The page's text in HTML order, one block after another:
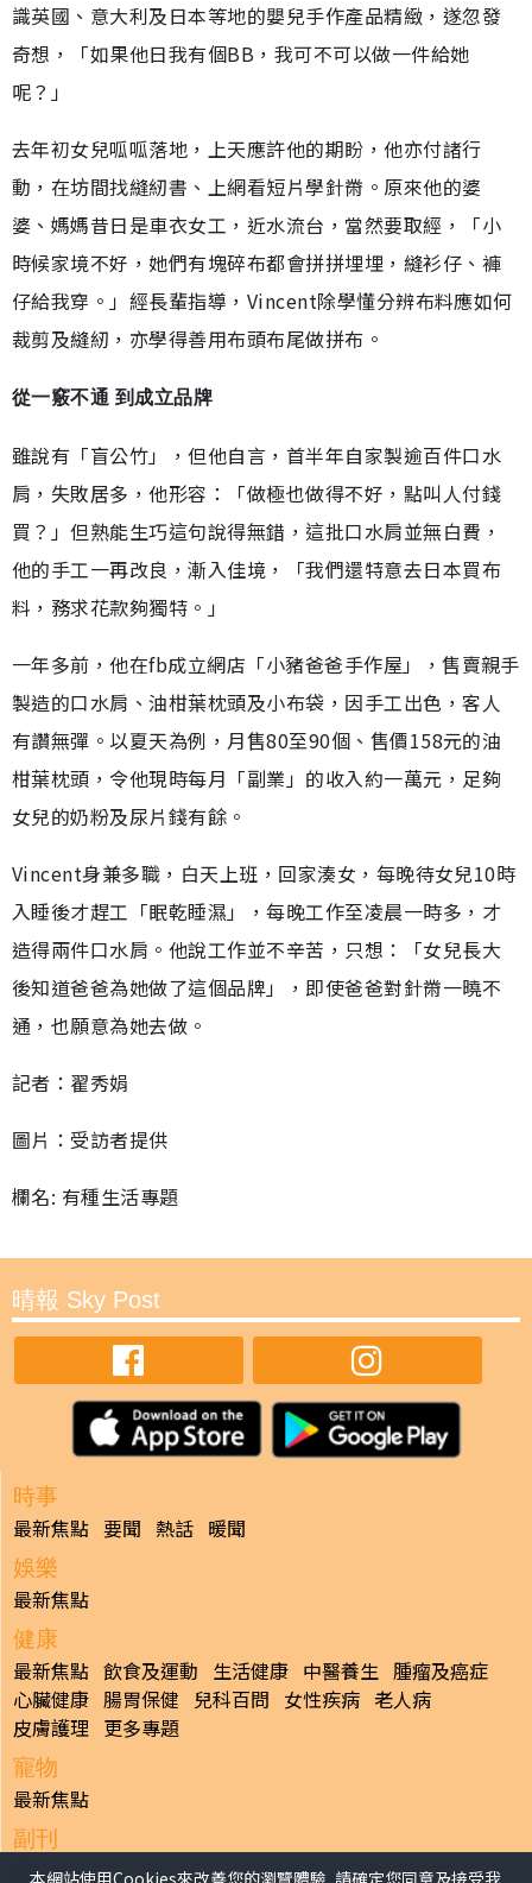
識英國、意大利及日本等地的嬰兒手作產品精緻，遂忽發
奇想，「如果他日我有個BB，我可不可以做一件給她
呢？」
去年初女兒呱呱落地，上天應許他的期盼，他亦付諸行
動，在坊間找縫紉書、上網看短片學針黹。原來他的婆
婆、媽媽昔日是車衣女工，近水流台，當然要取經，「小
時候家境不好，她們有塊碎布都會拼拼埋埋，縫衫仔、褲
仔給我穿。」經長輩指導，Vincent除學懂分辨布料應如何
裁剪及縫紉，亦學得善用布頭布尾做拼布。
從一竅不通 到成立品牌
雖說有「盲公竹」，但他自言，首半年自家製逾百件口水
肩，失敗居多，他形容：「做極也做得不好，點叫人付錢
買？」但熟能生巧這句說得無錯，這批口水肩並無白費，
他的手工一再改良，漸入佳境，「我們還特意去日本買布
料，務求花款夠獨特。」
一年多前，他在fb成立網店「小豬爸爸手作屋」，售賣親手
製造的口水肩、油柑葉枕頭及小布袋，因手工出色，客人
有讚無彈。以夏天為例，月售80至90個、售價158元的油
柑葉枕頭，令他現時每月「副業」的收入約一萬元，足夠
女兒的奶粉及尿片錢有餘。
Vincent身兼多職，白天上班，回家湊女，每晚待女兒10時
入睡後才趕工「眠乾睡濕」，每晚工作至凌晨一時多，才
造得兩件口水肩。他說工作並不辛苦，只想：「女兒長大
後知道爸爸為她做了這個品牌」，即使爸爸對針黹一曉不
通，也願意為她去做。
記者：翟秀娟
圖片：受訪者提供
欄名: 有種生活專題
晴報 Sky Post
時事
最新焦點 要聞 熱話 暖聞
娛樂
最新焦點
健康
最新焦點 飲食及運動 生活健康 中醫養生 腫瘤及癌症
心臟健康 腸胃保健 兒科百問 女性疾病 老人病
皮膚護理 更多專題
寵物
最新焦點
副刊
最新焦點
本網站使用Cookies來改善您的瀏覽體驗, 請確定您同意及接受我